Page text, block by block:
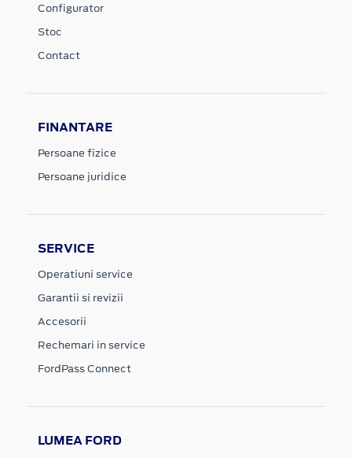
Configurator
Stoc
Contact
FINANTARE
Persoane fizice
Persoane juridice
SERVICE
Operatiuni service
Garantii si revizii
Accesorii
Rechemari in service
FordPass Connect
LUMEA FORD